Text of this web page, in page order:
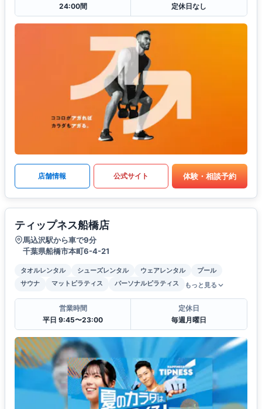
24:00間
定休日なし
店舗情報 公式サイト 体験・相談予約
ティップネス船橋店
馬込沢駅から車で9分
千葉県船橋市本町6-4-21
タオルレンタル シューズレンタル ウェアレンタル
プール
サウナ
マットピラティス パーソナルピラティス もっと見る
営業時間
平日 9:45〜23:00
定休日
毎週月曜日